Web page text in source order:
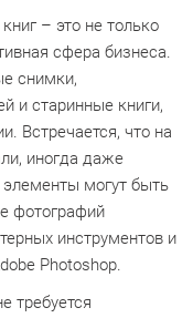
– это не только
сфера бизнеса.
снимки,
и старинные книги,
Встречается, что на
иногда даже
могут быть
фотографий
инструментов и
Photoshop.
требуется